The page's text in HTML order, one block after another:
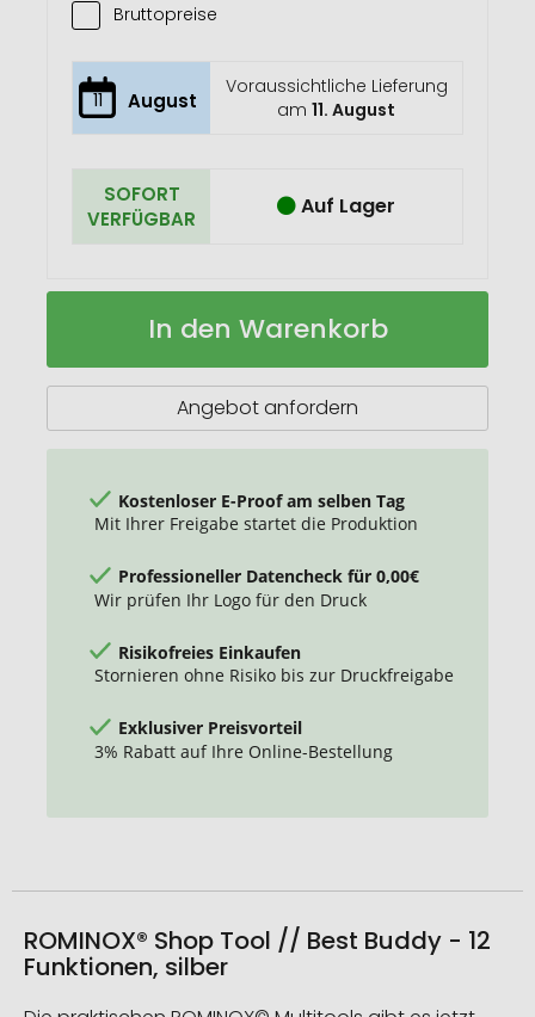
Bruttopreise
11 August
Voraussichtliche Lieferung
am11. August
SOFORT
VERFÜGBAR
Auf Lager
ROMINOX®
//
Funktionen
Auf
In den Warenkorb
Angebot anfordern
Kostenloser E-Proof am selben Tag
Mit Ihrer Freigabe startet die Produktion
Professioneller Datencheck für 0,00€
Wir prüfen Ihr Logo für den Druck
Risikofreies Einkaufen
Stornieren ohne Risiko bis zur Druckfreigabe
Exklusiver Preisvorteil
3% Rabatt auf Ihre Online-Bestellung
ROMINOX® Shop Tool // Best Buddy - 12
Funktionen, silber